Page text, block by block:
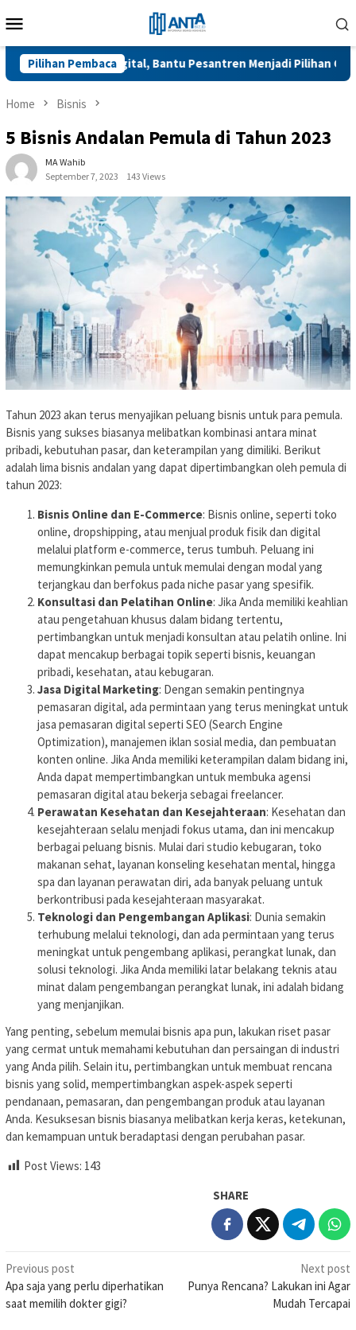
to
contentMenu
Pilihan Pembaca
Digital, Bantu Pesantren Menjadi Pilihan Calon Santri
Home Bisnis
5 Bisnis Andalan Pemula di Tahun 2023
MA Wahib
September 7, 2023
143 Views
Tahun 2023 akan terus menyajikan peluang bisnis untuk para pemula.
Bisnis yang sukses biasanya melibatkan kombinasi antara minat
pribadi, kebutuhan pasar, dan keterampilan yang dimiliki. Berikut
adalah lima bisnis andalan yang dapat dipertimbangkan oleh pemula di
tahun 2023:
Bisnis Online dan E-Commerce: Bisnis online, seperti toko
online, dropshipping, atau menjual produk fisik dan digital
melalui platform e-commerce, terus tumbuh. Peluang ini
memungkinkan pemula untuk memulai dengan modal yang
terjangkau dan berfokus pada niche pasar yang spesifik.
Konsultasi dan Pelatihan Online: Jika Anda memiliki keahlian
atau pengetahuan khusus dalam bidang tertentu,
pertimbangkan untuk menjadi konsultan atau pelatih online. Ini
dapat mencakup berbagai topik seperti bisnis, keuangan
pribadi, kesehatan, atau kebugaran.
Jasa Digital Marketing: Dengan semakin pentingnya
pemasaran digital, ada permintaan yang terus meningkat untuk
jasa pemasaran digital seperti SEO (Search Engine
Optimization), manajemen iklan sosial media, dan pembuatan
konten online. Jika Anda memiliki keterampilan dalam bidang ini,
Anda dapat mempertimbangkan untuk membuka agensi
pemasaran digital atau bekerja sebagai freelancer.
Perawatan Kesehatan dan Kesejahteraan: Kesehatan dan
kesejahteraan selalu menjadi fokus utama, dan ini mencakup
berbagai peluang bisnis. Mulai dari studio kebugaran, toko
makanan sehat, layanan konseling kesehatan mental, hingga
spa dan layanan perawatan diri, ada banyak peluang untuk
berkontribusi pada kesejahteraan masyarakat.
Teknologi dan Pengembangan Aplikasi: Dunia semakin
terhubung melalui teknologi, dan ada permintaan yang terus
meningkat untuk pengembang aplikasi, perangkat lunak, dan
solusi teknologi. Jika Anda memiliki latar belakang teknis atau
minat dalam pengembangan perangkat lunak, ini adalah bidang
yang menjanjikan.
Yang penting, sebelum memulai bisnis apa pun, lakukan riset pasar
yang cermat untuk memahami kebutuhan dan persaingan di industri
yang Anda pilih. Selain itu, pertimbangkan untuk membuat rencana
bisnis yang solid, mempertimbangkan aspek-aspek seperti
pendanaan, pemasaran, dan pengembangan produk atau layanan
Anda. Kesuksesan bisnis biasanya melibatkan kerja keras, ketekunan,
dan kemampuan untuk beradaptasi dengan perubahan pasar.
Post Views: 143
SHARE
Post
navigation
Previous post
Apa saja yang perlu diperhatikan
saat memilih dokter gigi?
Next post
Punya Rencana? Lakukan ini Agar
Mudah Tercapai